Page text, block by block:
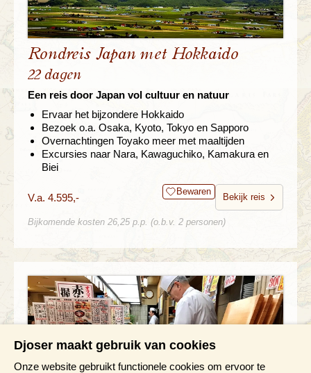
Rondreis Japan met Hokkaido
22 dagen
Een reis door Japan vol cultuur en natuur
Ervaar het bijzondere Hokkaido
Bezoek o.a. Osaka, Kyoto, Tokyo en Sapporo
Overnachtingen Toyako meer met maaltijden
Excursies naar Nara, Kawaguchiko, Kamakura en
Biei
V.a. 4.595,- Bewaren
Bekijk reis
Bijkomende kosten 26,25 p.p. (o.b.v. 2 personen)
Djoser maakt gebruik van cookies
Onze website gebruikt functionele cookies om ervoor te